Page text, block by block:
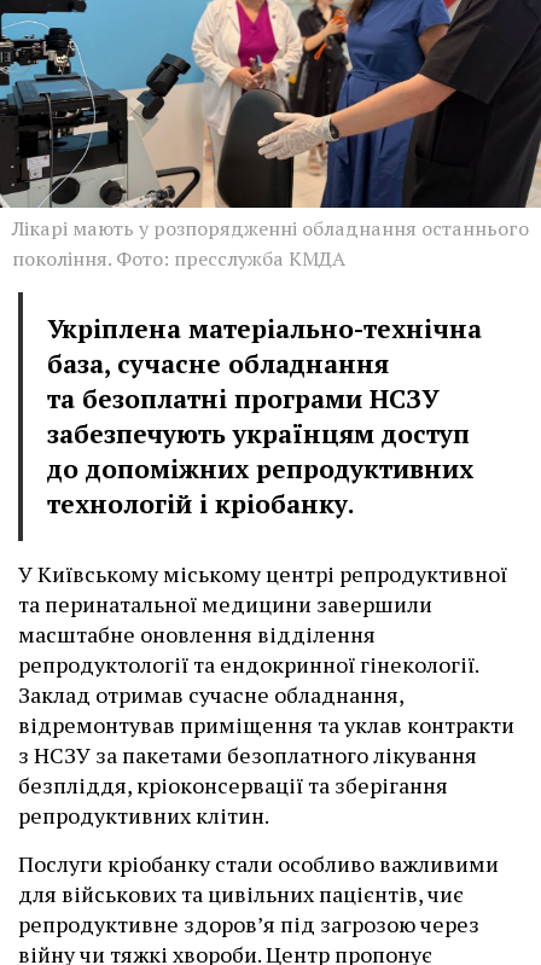
Лікарі мають у розпорядженні обладнання останнього
покоління. Фото: пресслужба КМДА
Укріплена матеріально-технічна
база, сучасне обладнання
та безоплатні програми НСЗУ
забезпечують українцям доступ
до допоміжних репродуктивних
технологій і кріобанку.
У Київському міському центрі репродуктивної
та перинатальної медицини завершили
масштабне оновлення відділення
репродуктології та ендокринної гінекології.
Заклад отримав сучасне обладнання,
відремонтував приміщення та уклав контракти
з НСЗУ за пакетами безоплатного лікування
безпліддя, кріоконсервації та зберігання
репродуктивних клітин.
Послуги кріобанку стали особливо важливими
для військових та цивільних пацієнтів, чиє
репродуктивне здоров’я під загрозою через
війну чи тяжкі хвороби. Центр пропонує